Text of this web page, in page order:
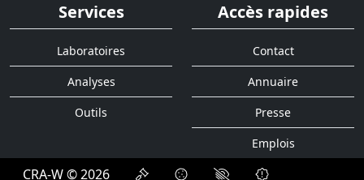
Services
Laboratoires
Analyses
Outils
Accès rapides
Contact
Annuaire
Presse
Emplois
CRA-W © 2026